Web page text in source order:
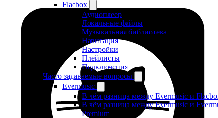
Flacbox
Аудиоплеер
Локальные файлы
Музыкальная библиотека
Навигация
Настройки
Плейлисты
Подключения
Часто задаваемые вопросы
Evermusic
В чём разница между Evermusic и
В чём разница между Evermusic и
Premium